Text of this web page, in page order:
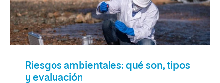
Riesgos ambientales: qué son, tipos
y evaluación